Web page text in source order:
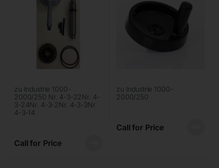
zu Industrie 1000-
2000/250 Nr. 4-3-22Nr. 4-
3-24Nr. 4-3-2Nr. 4-3-3Nr.
4-3-14
Call for Price
zu Industrie 1000-
2000/250
Call for Price